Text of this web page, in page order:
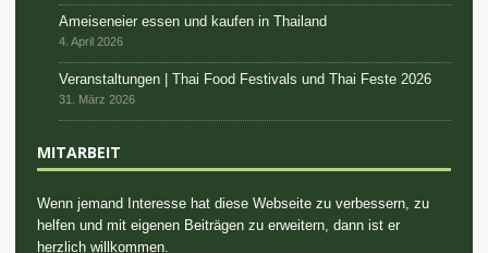
Ameiseneier essen und kaufen in Thailand
4. April 2026
Veranstaltungen | Thai Food Festivals und Thai Feste 2026
31. März 2026
MITARBEIT
Wenn jemand Interesse hat diese Webseite zu verbessern, zu
helfen und mit eigenen Beiträgen zu erweitern, dann ist er
herzlich willkommen.